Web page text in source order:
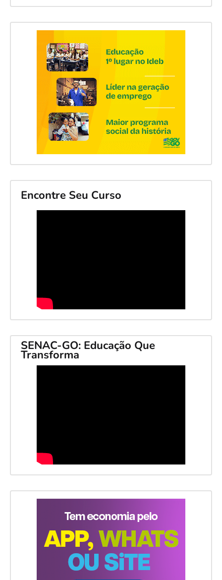
Encontre Seu Curso
SENAC-GO: Educação Que
Transforma